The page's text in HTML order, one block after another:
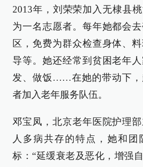
2013年，刘荣荣加入无棣县
为一名志愿者。每年她都会
区，免费为群众检查身体、
导等。她还经常到贫困老年
发、做饭……在她的带动下，
者加入老年服务队伍。
邓宝凤，北京老年医院护理
人多病共存的特点，她和团
标：“延缓衰老及恶化，增强